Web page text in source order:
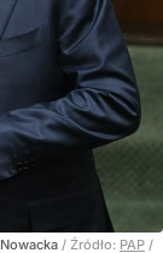
/ Źródło: PAP /